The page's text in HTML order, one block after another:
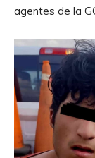
agentes de la